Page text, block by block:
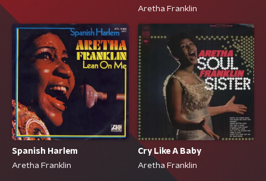
Aretha Franklin
Spanish Harlem
Aretha Franklin
Cry Like A Baby
Aretha Franklin